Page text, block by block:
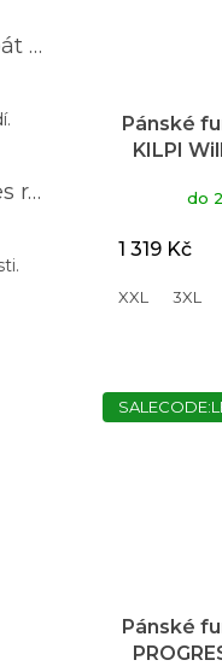
Pánský hardshellový kabát HUSKY Nestia M zelený
Outdoorová kapsička přes rameno PROGRESS Corss Body černá
Pánské
KILPI
do
1 319 Kč
XXL 3XL
Pánské